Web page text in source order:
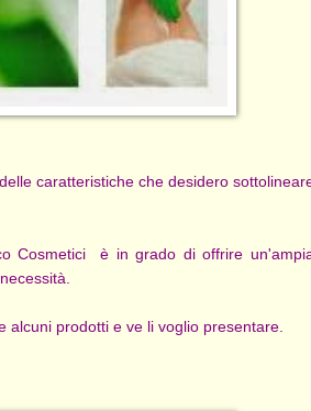
caratteristiche che desidero
Cosmetici è in grado di offrire
prodotti e ve li voglio presentare.